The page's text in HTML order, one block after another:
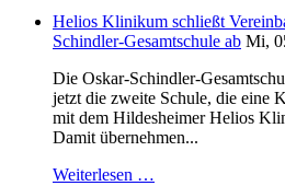
Helios Klinikum schließt
Schindler-Gesamtschule ab Mi,
Die Oskar-Schindler-
jetzt die zweite Schule, die eine
mit dem Hildesheimer Helios
Damit übernehmen...
Weiterlesen …